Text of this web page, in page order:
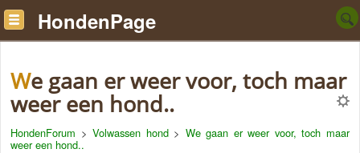
HondenPage
We gaan er weer voor, toch maar
weer een hond..
HondenForum >Volwassen hond> We gaan er weer voor, toch maar
weer een hond..